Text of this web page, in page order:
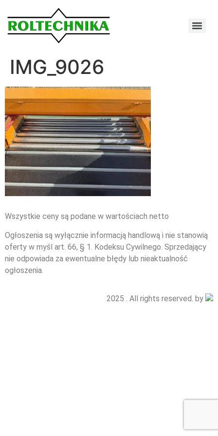
IMG_9026
Wszystkie ceny są podane w wartościach netto
Ogłoszenia są wyłącznie informacją handlową i nie stanowią
oferty w myśl art. 66, § 1. Kodeksu Cywilnego. Sprzedający
nie odpowiada za ewentualne błędy lub nieaktualność
ogłoszenia.
2025 . All rights reserved. by